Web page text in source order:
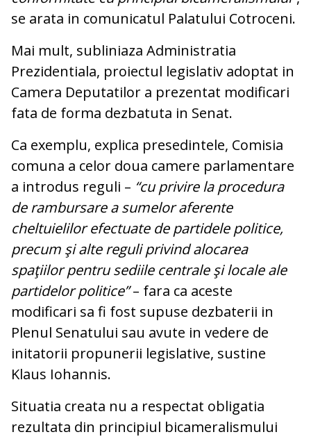
se arata in comunicatul Palatului Cotroceni.
Mai mult, subliniaza Administratia
Prezidentiala, proiectul legislativ adoptat in
Camera Deputatilor a prezentat modificari
fata de forma dezbatuta in Senat.
Ca exemplu, explica presedintele, Comisia
comuna a celor doua camere parlamentare
a introdus reguli – “cu privire la procedura
de rambursare a sumelor aferente
cheltuielilor efectuate de partidele politice,
precum şi alte reguli privind alocarea
spaţiilor pentru sediile centrale şi locale ale
partidelor politice”– fara ca aceste
modificari sa fi fost supuse dezbaterii in
Plenul Senatului sau avute in vedere de
initatorii propunerii legislative, sustine
Klaus Iohannis.
Situatia creata nu a respectat obligatia
rezultata din principiul bicameralismului